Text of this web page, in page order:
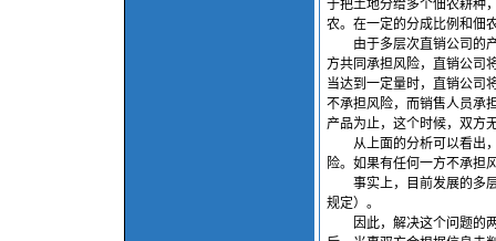
于把土地分给多个佃农耕种
农。在一定的分成比例和佃
由于多层次直销公司的产
方共同承担风险，直销公司
当达到一定量时，直销公司
不承担风险，而销售人员承
产品为止，这个时候，双方
从上面的分析可以看出，
险。如果有任何一方不承担
事实上，目前发展的多层
规定）。
因此，解决这个问题的两